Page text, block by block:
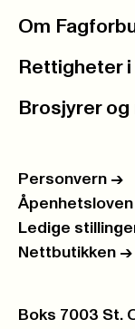
Om
Rettigheter
Brosjyrer og
Personvern ->
Åpenhetsloven
Ledige
Nettbutikken ->
Postboks:
Boks 7003 St.